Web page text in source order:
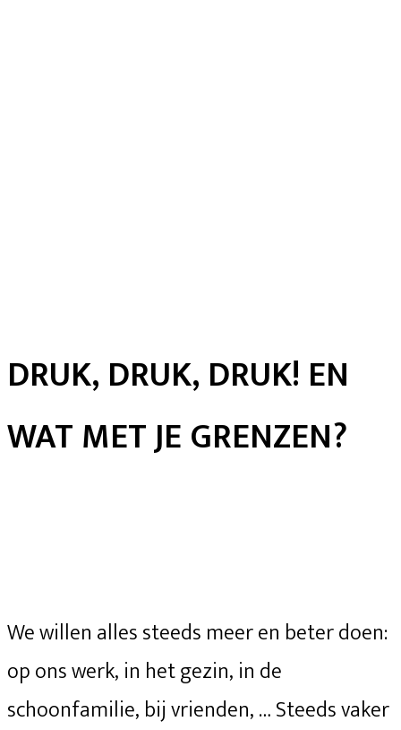
DRUK, DRUK, DRUK! EN
WAT MET JE GRENZEN?
We willen alles steeds meer en beter doen:
op ons werk, in het gezin, in de
schoonfamilie, bij vrienden, … Steeds vaker